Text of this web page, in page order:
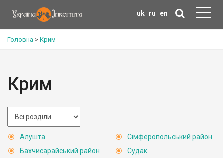
uk ru en
Головна > Крим
Крим
Алушта
Бахчисарайський район
Сімферопольський район
Судак